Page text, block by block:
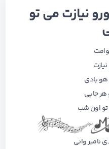
نیازت می تو
هو بادی
جایی
تو اون شب
نامبر وانی